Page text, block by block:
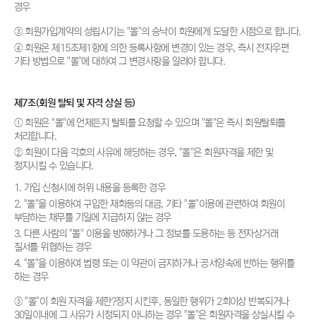
경우
③ 회원가입계약의 성립시기는 "몰"의 승낙이 회원에게 도달한 시점으로 합니다.
④ 회원은 제15조제1항에 의한 등록사항에 변경이 있는 경우, 즉시 전자우편
기타 방법으로 "몰"에 대하여 그 변경사항을 알려야 합니다.
제7조(회원 탈퇴 및 자격 상실 등)
① 회원은 "몰"에 언제든지 탈퇴를 요청할 수 있으며 "몰"은 즉시 회원탈퇴를
처리합니다.
② 회원이 다음 각호의 사유에 해당하는 경우, "몰"은 회원자격을 제한 및
정지시킬 수 있습니다.
1. 가입 신청시에 허위 내용을 등록한 경우
2. "몰"을 이용하여 구입한 재화등의 대금, 기타 "몰"이용에 관련하여 회원이
부담하는 채무를 기일에 지급하지 않는 경우
3. 다른 사람의 "몰" 이용을 방해하거나 그 정보를 도용하는 등 전자상거래
질서를 위협하는 경우
4. "몰"을 이용하여 법령 또는 이 약관이 금지하거나 공서양속에 반하는 행위를
하는 경우
③ "몰"이 회원 자격을 제한?정지 시킨후, 동일한 행위가 2회이상 반복되거나
30일이내에 그 사유가 시정되지 아니하는 경우 "몰"은 회원자격을 상실시킬 수